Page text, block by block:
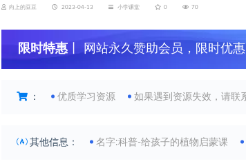
向上的豆豆 2023-04-13 小学课堂 0 70
限时特惠 丨 网站永久赞助会员，限时优
： 优质学习资源 如果遇到资源失效，请联
其他信息： 名字:科普-给孩子的植物启蒙课